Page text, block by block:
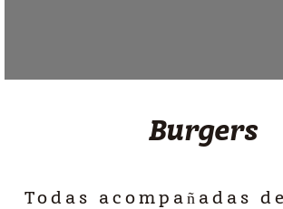
Burgers
Todas acompañadas